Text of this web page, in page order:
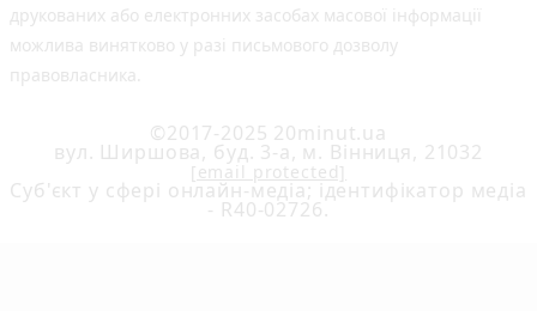
друкованих або електронних засобах масової інформації
можлива винятково у разі письмового дозволу
правовласника.
©2017-2025 20minut.ua
вул. Ширшова, буд. 3-а, м. Вінниця, 21032
[email protected]
Cуб'єкт у сфері онлайн-медіа; ідентифікатор медіа
- R40-02726.